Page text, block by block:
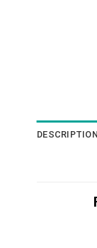
DESCRIPTION